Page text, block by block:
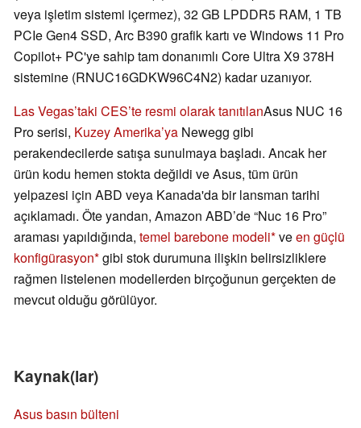
veya işletim sistemi içermez), 32 GB LPDDR5 RAM, 1 TB
PCIe Gen4 SSD, Arc B390 grafik kartı ve Windows 11 Pro
Copilot+ PC'ye sahip tam donanımlı Core Ultra X9 378H
sistemine (RNUC16GDKW96C4N2) kadar uzanıyor.
Las Vegas’taki CES’te resmi olarak tanıtılanAsus NUC 16
Pro serisi, Kuzey Amerika’ya Newegg gibi
perakendecilerde satışa sunulmaya başladı. Ancak her
ürün kodu hemen stokta değildi ve Asus, tüm ürün
yelpazesi için ABD veya Kanada'da bir lansman tarihi
açıklamadı. Öte yandan, Amazon ABD’de “Nuc 16 Pro”
araması yapıldığında, temel barebone modeli veen güçlü
konfigürasyon gibi stok durumuna ilişkin belirsizliklere
rağmen listelenen modellerden birçoğunun gerçekten de
mevcut olduğu görülüyor.
Kaynak(lar)
Asus basın bülteni